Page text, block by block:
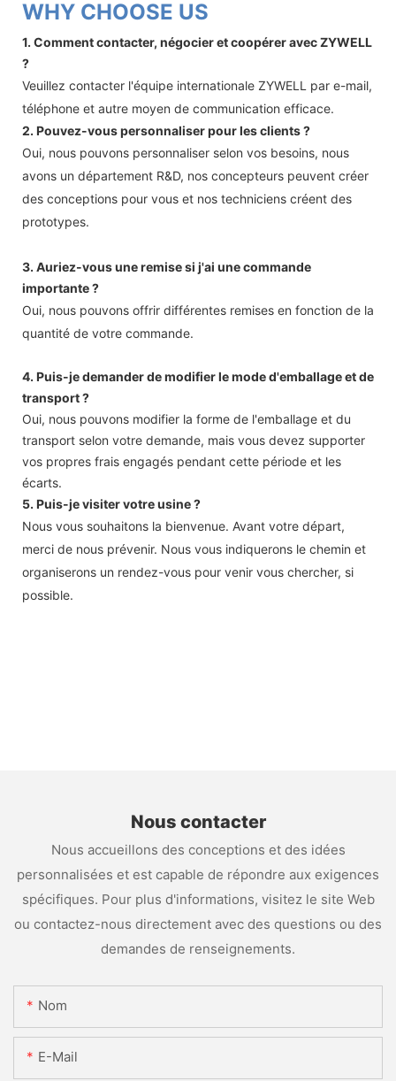
WHY CHOOSE US
1. Comment contacter, négocier et coopérer avec ZYWELL
?
Veuillez contacter l'équipe internationale ZYWELL par e-mail,
téléphone et autre moyen de communication efficace.
2. Pouvez-vous personnaliser pour les clients ?
Oui, nous pouvons personnaliser selon vos besoins, nous
avons un département R&D, nos concepteurs peuvent créer
des conceptions pour vous et nos techniciens créent des
prototypes.
3. Auriez-vous une remise si j'ai une commande
importante ?
Oui, nous pouvons offrir différentes remises en fonction de la
quantité de votre commande.
4. Puis-je demander de modifier le mode d'emballage et de
transport ?
Oui, nous pouvons modifier la forme de l'emballage et du
transport selon votre demande, mais vous devez supporter
vos propres frais engagés pendant cette période et les
écarts.
5. Puis-je visiter votre usine ?
Nous vous souhaitons la bienvenue. Avant votre départ,
merci de nous prévenir. Nous vous indiquerons le chemin et
organiserons un rendez-vous pour venir vous chercher, si
possible.
Nous contacter
Nous accueillons des conceptions et des idées
personnalisées et est capable de répondre aux exigences
spécifiques. Pour plus d'informations, visitez le site Web
ou contactez-nous directement avec des questions ou des
demandes de renseignements.
Nom
E-Mail